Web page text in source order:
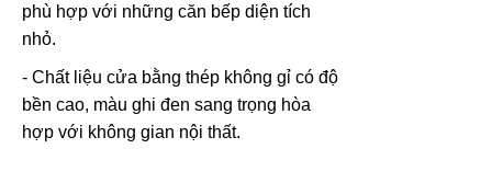
phù hợp với những căn bếp diện tích
nhỏ.
- Chất liệu cửa bằng thép không gỉ có độ
bền cao, màu ghi đen sang trọng hòa
hợp với không gian nội thất.